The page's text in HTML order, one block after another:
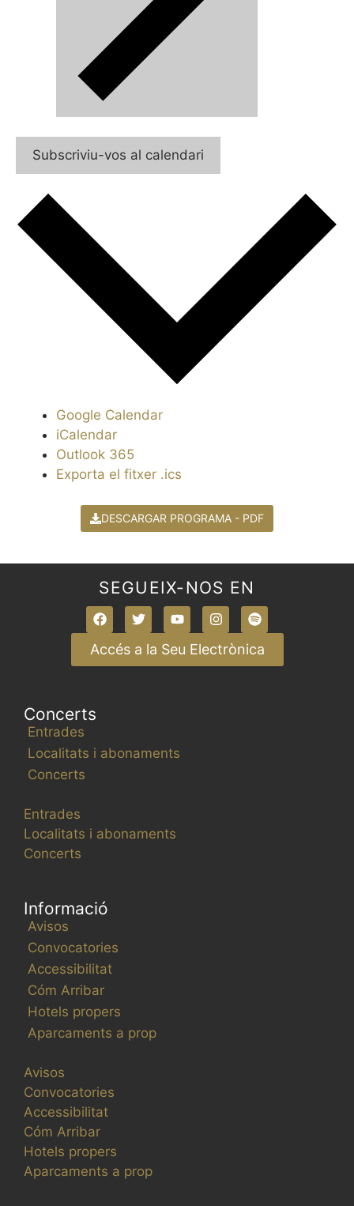
Subscriviu-vos al calendari
Google Calendar
iCalendar
Outlook 365
Exporta el fitxer .ics
DESCARGAR PROGRAMA - PDF
SEGUEIX-NOS EN
Accés a la Seu Electrònica
Concerts
Entrades
Localitats i abonaments
Concerts
Entrades
Localitats i abonaments
Concerts
Informació
Avisos
Convocatories
Accessibilitat
Cóm Arribar
Hotels propers
Aparcaments a prop
Avisos
Convocatories
Accessibilitat
Cóm Arribar
Hotels propers
Aparcaments a prop